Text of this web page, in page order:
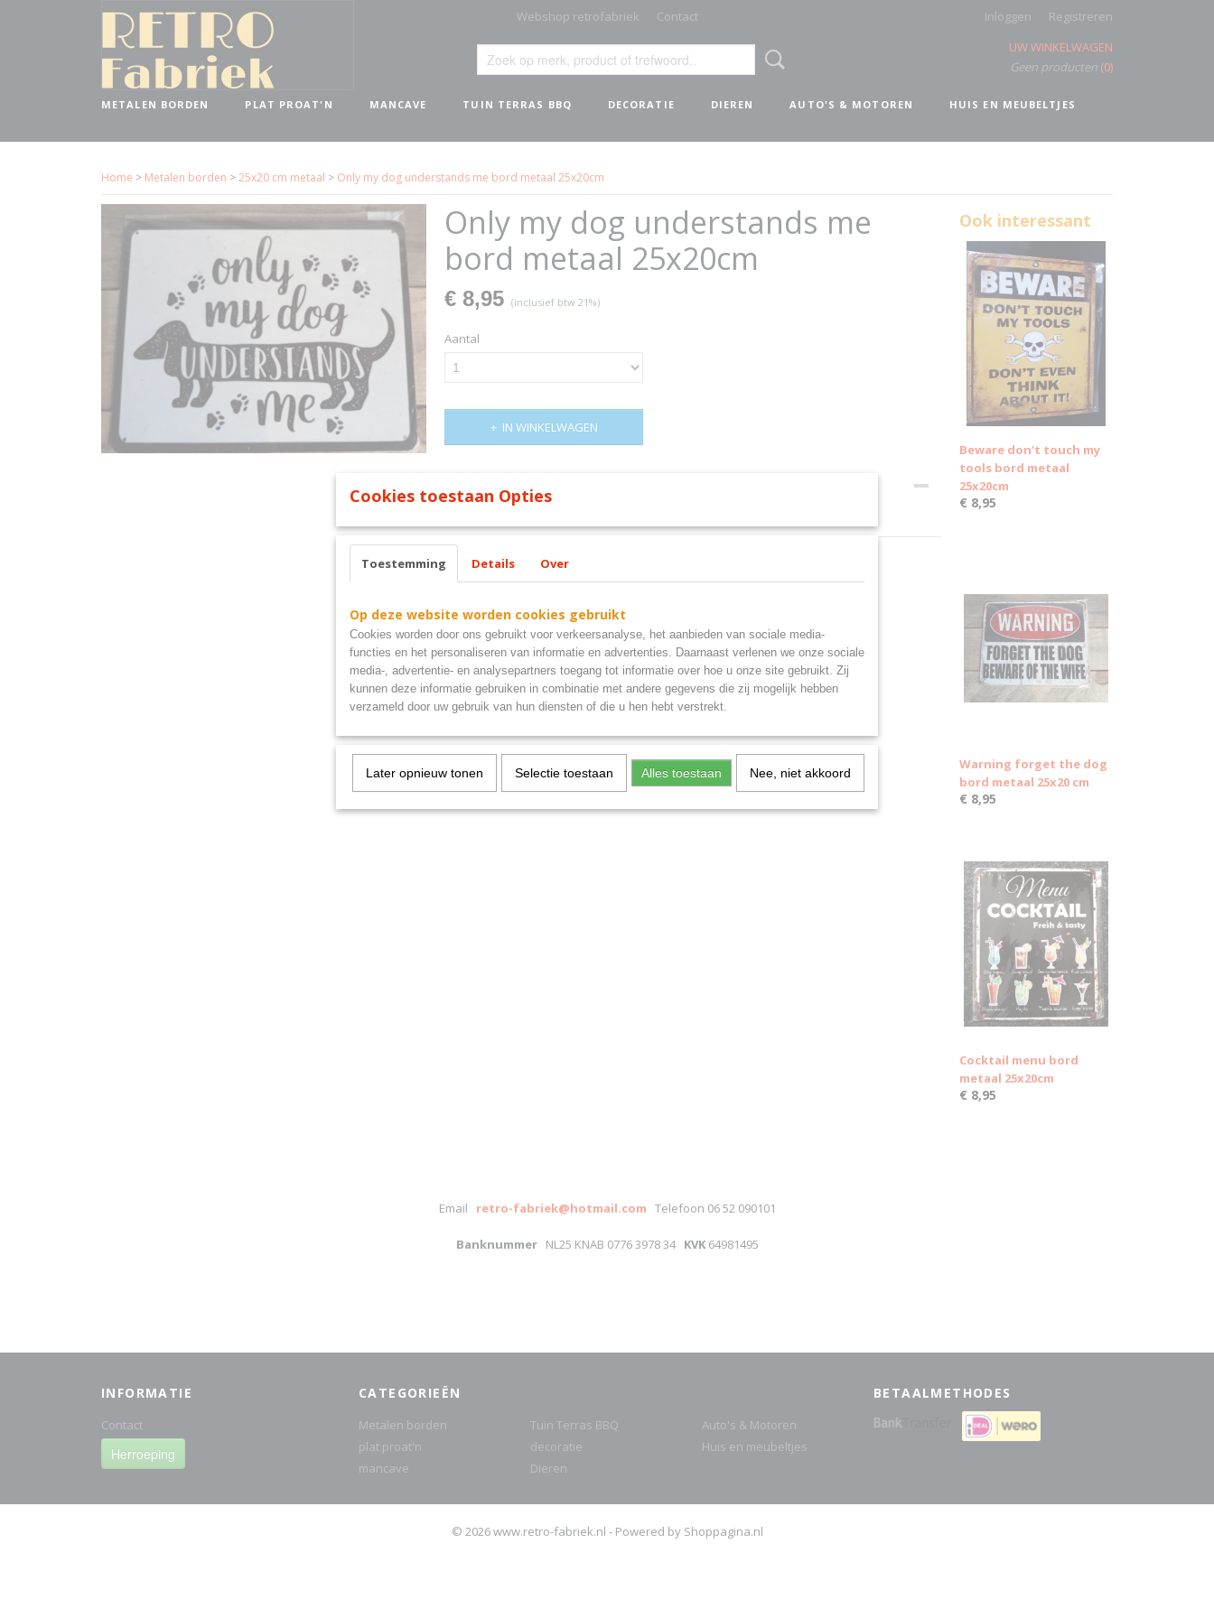
Webshop retrofabriek Contact Inloggen
Registreren
UW WINKELWAGEN
Geen producten (0)
METALEN BORDEN PLAT PROAT'N MANCAVE TUIN TERRAS BBQ DECORATIE DIEREN AUTO'S & MOTOREN HUIS EN MEUBELTJES
Home > Metalen borden >25x20 cm metaal > Only my dog understands me bord metaal 25x20cm
Only my dog understands me
bord metaal 25x20cm
€ 8,95 (inclusief btw 21%)
Aantal
IN WINKELWAGEN
Ook interessant
Beware don't touch my
tools bord metaal
25x20cm
€ 8,95
Warning forget the dog
bord metaal 25x20 cm
€ 8,95
Cocktail menu bord
metaal 25x20cm
€ 8,95
Email retro-fabriek@hotmail.com Telefoon 06 52 090101
Banknummer NL25 KNAB 0776 3978 34 KVK64981495
INFORMATIE
Contact
Herroeping
CATEGORIEËN
Metalen borden
plat proat'n
mancave
Tuin Terras BBQ
decoratie
Dieren
Auto's & Motoren
Huis en meubeltjes
BETAALMETHODES
© 2026 www.retro-fabriek.nl - Powered by Shoppagina.nl
Cookies toestaan Opties
Toestemming Details Over
Op deze website worden cookies gebruikt
Cookies worden door ons gebruikt voor verkeersanalyse, het aanbieden van sociale media-
functies en het personaliseren van informatie en advertenties. Daarnaast verlenen we onze sociale
media-, advertentie- en analysepartners toegang tot informatie over hoe u onze site gebruikt. Zij
kunnen deze informatie gebruiken in combinatie met andere gegevens die zij mogelijk hebben
verzameld door uw gebruik van hun diensten of die u hen hebt verstrekt.
Later opnieuw tonen Selectie toestaan Alles toestaan Nee, niet akkoord